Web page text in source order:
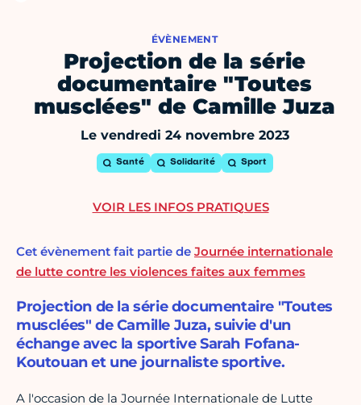
ÉVÈNEMENT
Projection de la série
documentaire "Toutes
musclées" de Camille Juza
Le vendredi 24 novembre 2023
Santé Solidarité Sport
Cet évènement fait partie de Journée internationale
de lutte contre les violences faites aux femmes
Projection de la série documentaire "Toutes
musclées" de Camille Juza, suivie d'un
échange avec la sportive Sarah Fofana-
Koutouan et une journaliste sportive.
A l'occasion de la Journée Internationale de Lutte
VOIR LES INFOS PRATIQUES